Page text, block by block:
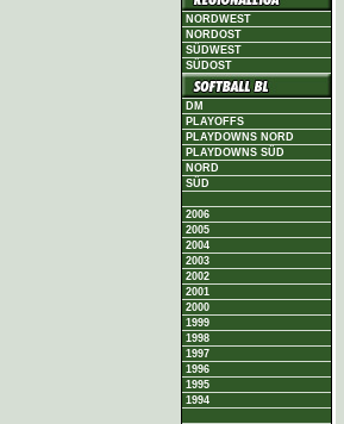
NORDWEST
NORDOST
SÜDWEST
SÜDOST
DM
PLAYOFFS
PLAYDOWNS NORD
PLAYDOWNS SÜD
NORD
SÜD
2006
2005
2004
2003
2002
2001
2000
1999
1998
1997
1996
1995
1994